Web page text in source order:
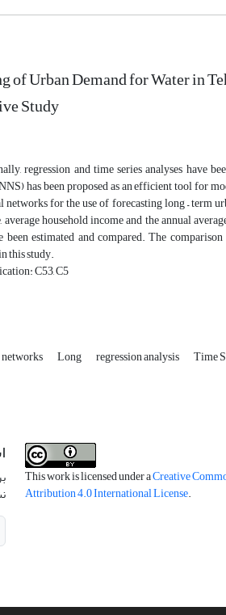
of Urban Demand for Water in
Study
regression and time series analyses have
has been proposed as an efficient tool for
networks for the use of forecasting long – term
average household income and the annual
been estimated and compared. The
this study.
C53, C5
Long regression analysis Time
This work is licensed under aCreative
Attribution 4.0 International License.